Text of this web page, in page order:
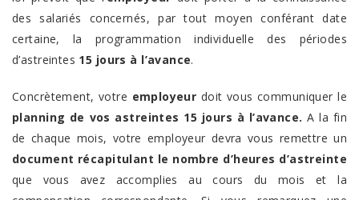
des salariés concernés, par tout moyen conférant date
certaine, la programmation individuelle des périodes
d’astreintes 15 jours à l’avance.
Concrètement, votre employeur doit vous communiquer le
planning de vos astreintes 15 jours à l’avance.A la fin
de chaque mois, votre employeur devra vous remettre un
document récapitulant le nombre d’heures d’astreinte
que vous avez accomplies au cours du mois et la